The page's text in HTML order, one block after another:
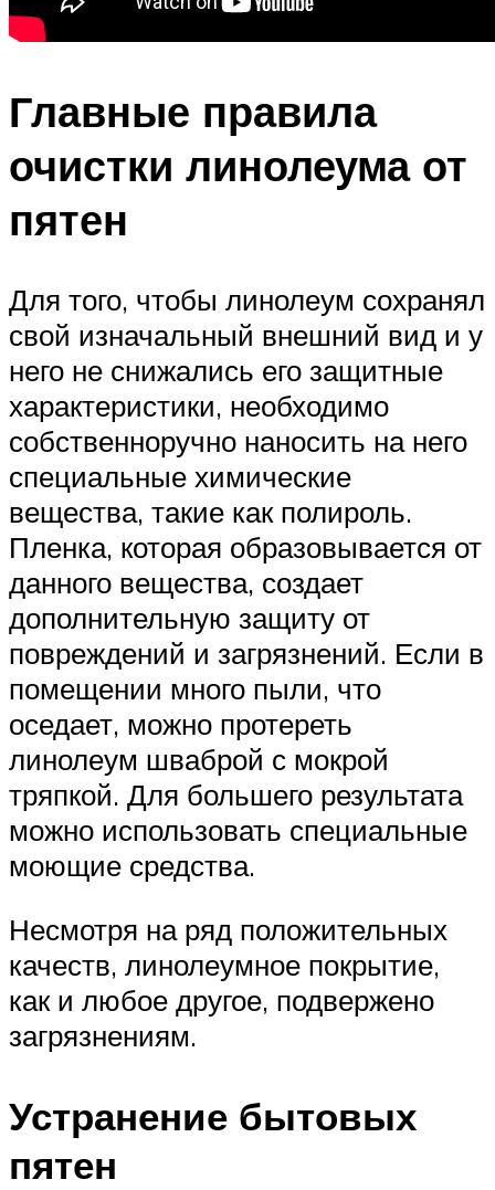
Главные правила
очистки линолеума от
пятен
Для того, чтобы линолеум сохранял
свой изначальный внешний вид и у
него не снижались его защитные
характеристики, необходимо
собственноручно наносить на него
специальные химические
вещества, такие как полироль.
Пленка, которая образовывается от
данного вещества, создает
дополнительную защиту от
повреждений и загрязнений. Если в
помещении много пыли, что
оседает, можно протереть
линолеум шваброй с мокрой
тряпкой. Для большего результата
можно использовать специальные
моющие средства.
Несмотря на ряд положительных
качеств, линолеумное покрытие,
как и любое другое, подвержено
загрязнениям.
Устранение бытовых
пятен